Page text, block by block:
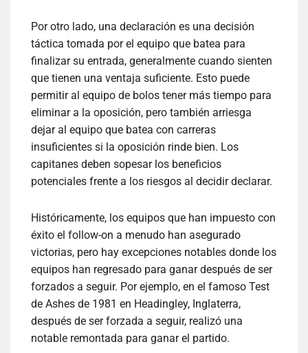
Por otro lado, una declaración es una decisión
táctica tomada por el equipo que batea para
finalizar su entrada, generalmente cuando sienten
que tienen una ventaja suficiente. Esto puede
permitir al equipo de bolos tener más tiempo para
eliminar a la oposición, pero también arriesga
dejar al equipo que batea con carreras
insuficientes si la oposición rinde bien. Los
capitanes deben sopesar los beneficios
potenciales frente a los riesgos al decidir declarar.
Históricamente, los equipos que han impuesto con
éxito el follow-on a menudo han asegurado
victorias, pero hay excepciones notables donde los
equipos han regresado para ganar después de ser
forzados a seguir. Por ejemplo, en el famoso Test
de Ashes de 1981 en Headingley, Inglaterra,
después de ser forzada a seguir, realizó una
notable remontada para ganar el partido.